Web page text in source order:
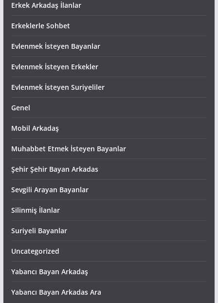
Erkek Arkadaş İlanlar
Erkeklerle Sohbet
Evlenmek İsteyen Bayanlar
Evlenmek İsteyen Erkekler
Evlenmek İsteyen Suriyeliler
Genel
Mobil Arkadaş
Muhabbet Etmek İsteyen Bayanlar
Şehir Şehir Bayan Arkadas
Sevgili Arayan Bayanlar
Silinmiş İlanlar
Suriyeli Bayanlar
Uncategorized
Yabancı Bayan Arkadaş
Yabancı Bayan Arkadas Ara